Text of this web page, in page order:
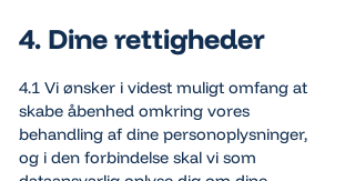
4. Dine rettigheder
4.1 Vi ønsker i videst muligt omfang at
skabe åbenhed omkring vores
behandling af dine personoplysninger,
og i den forbindelse skal vi som